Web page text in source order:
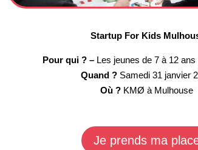
Startup For Kids
Pour qui ? – Les jeunes de 7 à 12
Quand ?Samedi 31 janvier
Où ? KMØ à Mulhouse
Je prends ma